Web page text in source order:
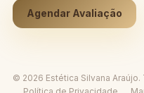
Agendar Avaliação
© 2026 Estética Silvana